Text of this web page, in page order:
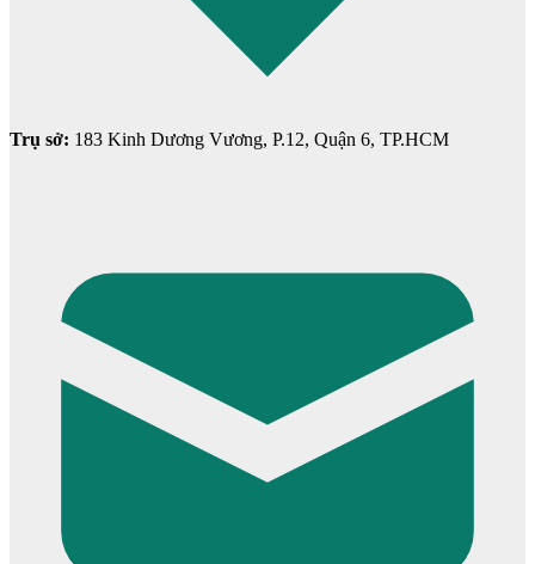
Trụ sở: 183 Kinh Dương Vương, P.12, Quận 6, TP.HCM